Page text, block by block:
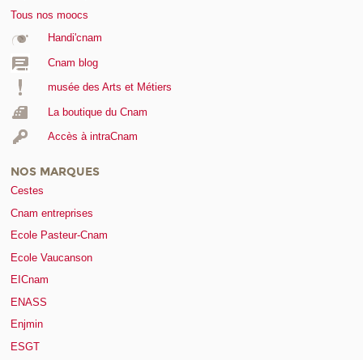
Tous nos moocs
Handi'cnam
Cnam blog
musée des Arts et Métiers
La boutique du Cnam
Accès à intraCnam
NOS MARQUES
Cestes
Cnam entreprises
Ecole Pasteur-Cnam
Ecole Vaucanson
EICnam
ENASS
Enjmin
ESGT